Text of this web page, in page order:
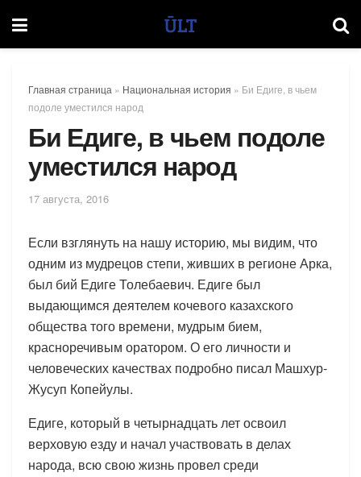
Главная страница » Национальная история » Би Едиге, в чьем
подоле уместился народ
Би Едиге, в чьем подоле
уместился народ
17 августа, 2016
Если взглянуть на нашу историю, мы видим, что
одним из мудрецов степи, живших в регионе Арка,
был бий Едиге Толебаевич. Едиге был
выдающимся деятелем кочевого казахского
общества того времени, мудрым бием,
красноречивым оратором. О его личности и
человеческих качествах подробно писал Машхур-
Жусуп Копейулы.
Едиге, который в четырнадцать лет освоил
верховую езду и начал участвовать в делах
народа, всю свою жизнь провел среди